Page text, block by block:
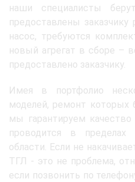
наши специалисты
предоставлены
насос, требуются
новый агрегат в сборе –
предоставлено заказчику.
Имея в портфолио
моделей, ремонт которых
мы гарантируем
проводится в
области. Если не
ТГЛ - это не проблема,
если позвонить по